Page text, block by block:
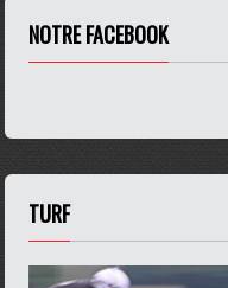
NOTRE FACEBOOK
TURF